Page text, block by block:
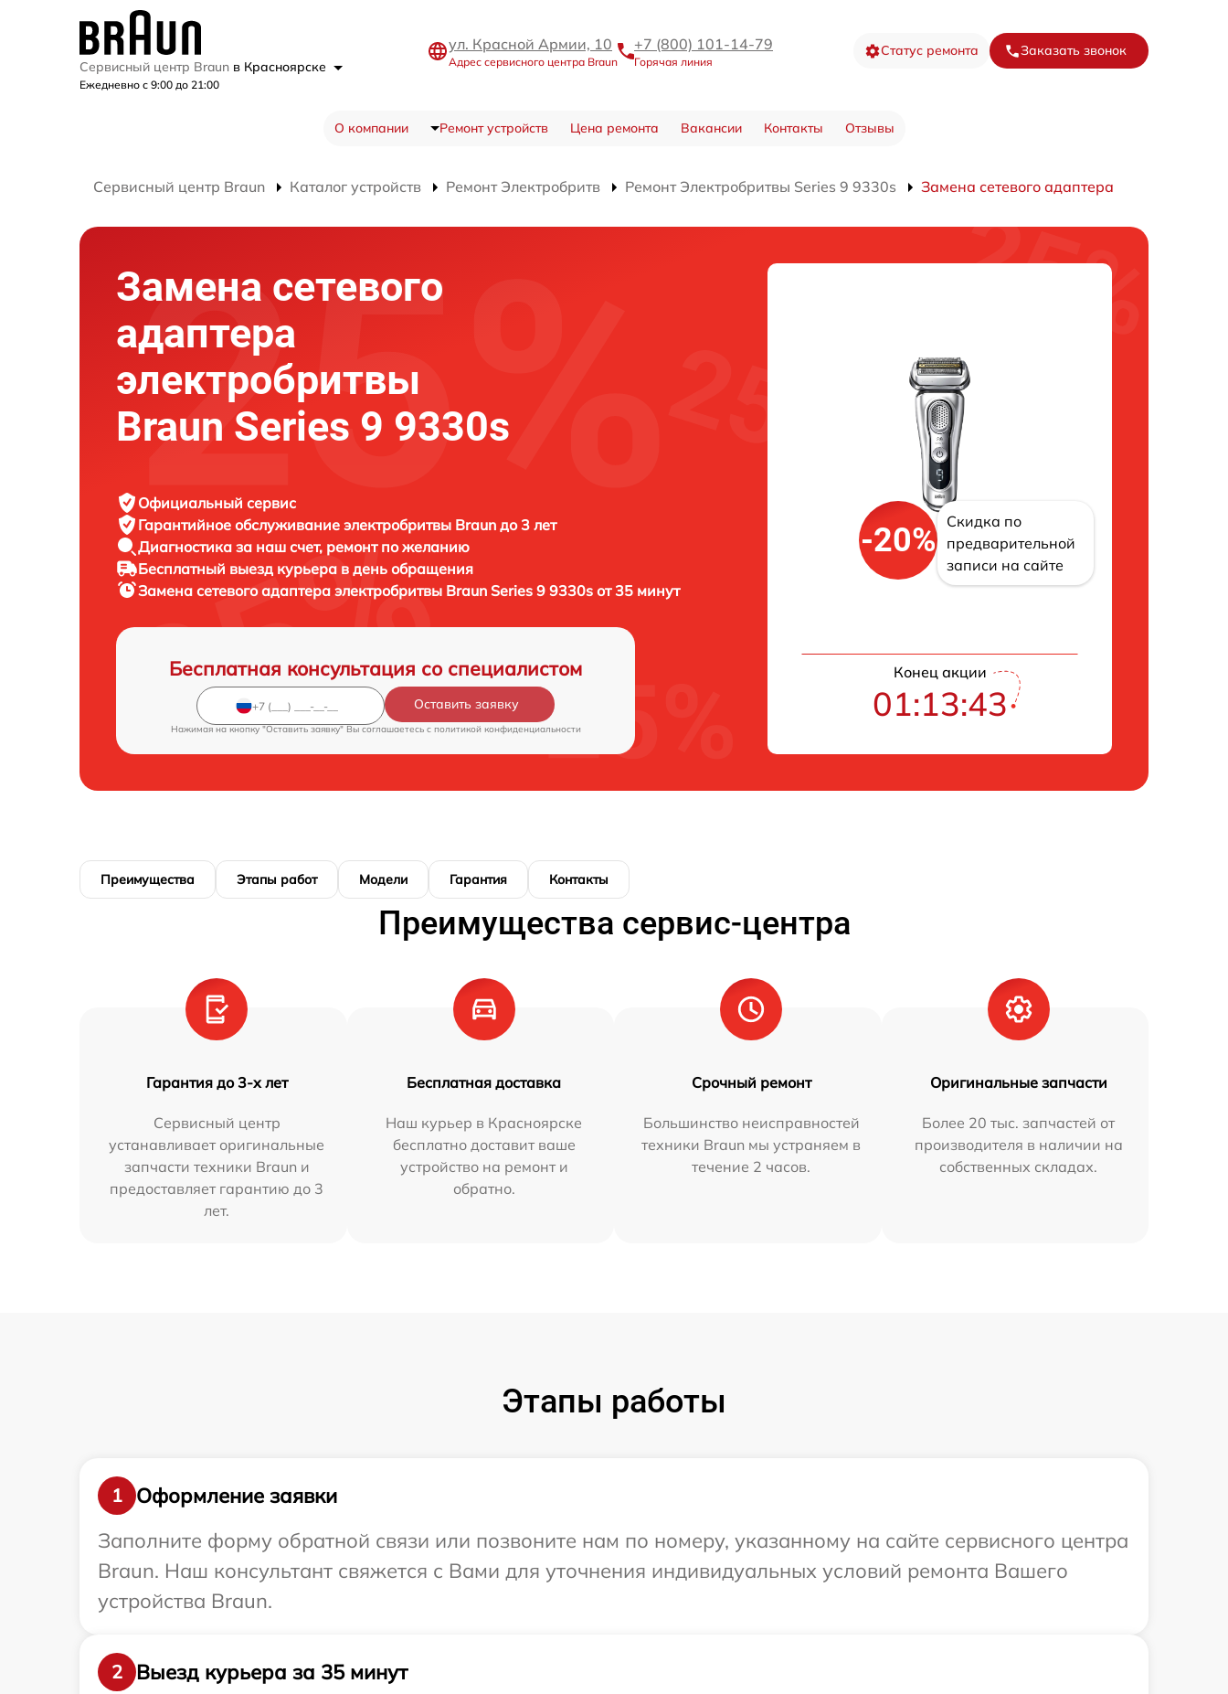
Сервисный центр Braun в Красноярске
Ежедневно с 9:00 до 21:00
ул. Красной Армии, 10
Адрес сервисного центра Braun
+7 (800) 101-14-79
Горячая линия
Статус ремонта Заказать звонок
О компании Ремонт устройств Цена ремонта Вакансии Контакты Отзывы
Сервисный центр Braun Каталог устройств Ремонт Электробритв Ремонт Электробритвы Series 9 9330s Замена сетевого адаптера
Замена сетевого
адаптера
электробритвы
Braun Series 9 9330s
Официальный сервис
Гарантийное обслуживание электробритвы Braun до 3 лет
Диагностика за наш счет, ремонт по желанию
Бесплатный выезд курьера в день обращения
Замена сетевого адаптера электробритвы Braun Series 9 9330s от 35 минут
Бесплатная консультация со специалистом
Оставить заявку
Нажимая на кнопку "Оставить заявку" Вы соглашаетесь c политикой конфиденциальности
-20%
Скидка по
предварительной
записи на сайте
Конец акции
01:13:43
Преимущества Этапы работ Модели Гарантия Контакты
Преимущества сервис-центра
Гарантия до 3-х лет
Сервисный центр
устанавливает оригинальные
запчасти техники Braun и
предоставляет гарантию до 3
лет.
Бесплатная доставка
Наш курьер в Красноярске
бесплатно доставит ваше
устройство на ремонт и
обратно.
Срочный ремонт
Большинство неисправностей
техники Braun мы устраняем в
течение 2 часов.
Оригинальные запчасти
Более 20 тыс. запчастей от
производителя в наличии на
собственных складах.
Этапы работы
1
Оформление заявки
Заполните форму обратной связи или позвоните нам по номеру, указанному на сайте сервисного центра
Braun. Наш консультант свяжется с Вами для уточнения индивидуальных условий ремонта Вашего
устройства Braun.
2
Выезд курьера за 35 минут